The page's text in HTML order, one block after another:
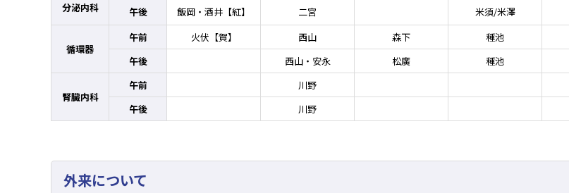
分泌内科
午後
飯岡・酒井【紅】 二宮 米須/米澤
循環器
午前 火伏【賀】 西山 森下 種池
午後
西山・安永 松廣 種池
腎臓内科
午前
川野
午後
川野
外来について